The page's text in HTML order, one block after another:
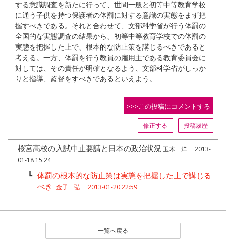
する意識調査を新たに行って、世間一般と初等中等教育学校
に通う子供を持つ保護者の体罰に対する意識の実態をまず把
握すべきである。それと合わせて、文部科学省が行う体罰の
全国的な実態調査の結果から、初等中等教育学校での体罰の
実態を把握した上で、根本的な防止策を講じるべきであると
考える。一方、体罰を行う教員の雇用主である教育委員会に
対しては、その責任が明確となるよう、文部科学省がしっか
りと指導、監督をすべきであるといえよう。
>>>この投稿にコメントする
修正する 投稿履歴
桜宮高校の入試中止要請と日本の政治状況 玉木 洋 2013-
01-18 15:24
┗ 体罰の根本的な防止策は実態を把握した上で講じる
べき 金子 弘 2013-01-20 22:59
一覧へ戻る